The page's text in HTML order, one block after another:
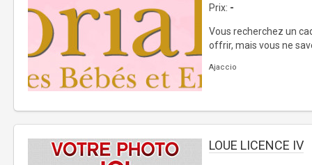
Prix: -
Vous recherchez un
offrir, mais vous ne
Ajaccio
LOUE LICENCE IV